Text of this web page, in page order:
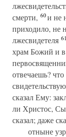
смерти, 60и не
приходило, не
лжесвидетеля 61
храм Божий и в
отвечаешь?
сказал Ему:
ли Христос,
сказал; даже
отныне